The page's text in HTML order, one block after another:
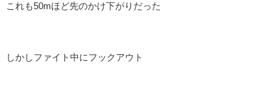
これも50mほど先のかけ下がりだった
しかしファイト中にフックアウト